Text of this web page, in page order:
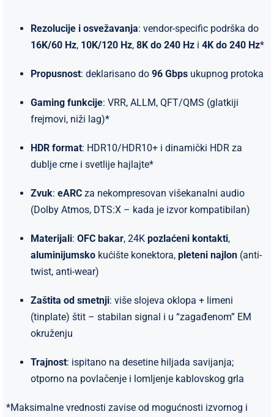
Rezolucije i osvežavanja: vendor-specific podrška do
16K/60 Hz, 10K/120 Hz, 8K do 240 Hz i 4K do 240 Hz*
Propusnost: deklarisano do 96 Gbps ukupnog protoka
Gaming funkcije: VRR, ALLM, QFT/QMS (glatkiji
frejmovi, niži lag)*
HDR format: HDR10/HDR10+ i dinamički HDR za
dublje crne i svetlije hajlajte*
Zvuk: eARC za nekompresovan višekanalni audio
(Dolby Atmos, DTS:X – kada je izvor kompatibilan)
Materijali: OFC bakar, 24K pozlaćeni kontakti,
aluminijumsko kućište konektora, pleteni najlon (anti-
twist, anti-wear)
Zaštita od smetnji: više slojeva oklopa + limeni
(tinplate) štit – stabilan signal i u “zagađenom” EM
okruženju
Trajnost: ispitano na desetine hiljada savijanja;
otporno na povlačenje i lomljenje kablovskog grla
*Maksimalne vrednosti zavise od mogućnosti izvornog i